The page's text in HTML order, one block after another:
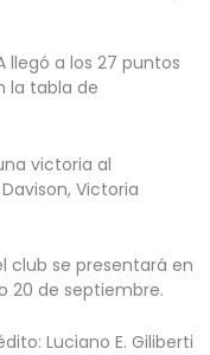
llegó a los 27 puntos
la tabla de
victoria al
Victoria
club se presentará en
20 de septiembre.
Luciano E. Giliberti